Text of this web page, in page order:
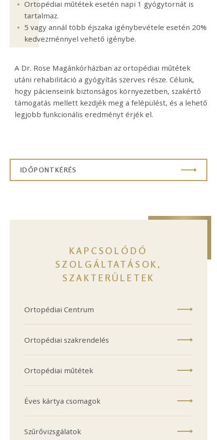
Ortopédiai műtétek esetén napi 1 gyógytornát is
tartalmaz.
5 vagy annál több éjszaka igénybevétele esetén 20%
kedvezménnyel vehető igénybe.
A Dr. Rose Magánkórházban az ortopédiai műtétek
utáni rehabilitáció a gyógyítás szerves része. Célunk,
hogy pácienseink biztonságos környezetben, szakértő
támogatás mellett kezdjék meg a felépülést, és a lehető
legjobb funkcionális eredményt érjék el.
IDŐPONTKÉRÉS
KAPCSOLÓDÓ
SZOLGÁLTATÁSOK,
SZAKTERÜLETEK
Ortopédiai Centrum
Ortopédiai szakrendelés
Ortopédiai műtétek
Éves kártya csomagok
Szűrővizsgálatok